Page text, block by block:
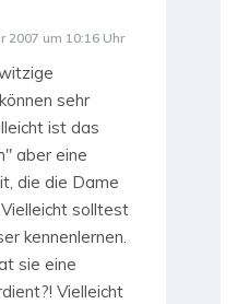
2007 um 10:16 Uhr
sehr
ist das
aber eine
die die Dame
solltest
kennenlernen.
sie eine
Vielleicht